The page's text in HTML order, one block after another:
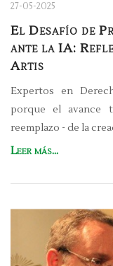
27-05-2025
El Desafío de
ante la IA:
Artis
Expertos en
porque el avance
reemplazo - de la
Leer más...